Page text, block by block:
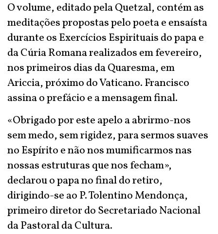
O volume, editado pela Quetzal, contém as
meditações propostas pelo poeta e ensaísta
durante os Exercícios Espirituais do papa e
da Cúria Romana realizados em fevereiro,
nos primeiros dias da Quaresma, em
Ariccia, próximo do Vaticano. Francisco
assina o prefácio e a mensagem final.
«Obrigado por este apelo a abrirmo-nos
sem medo, sem rigidez, para sermos suaves
no Espírito e não nos mumificarmos nas
nossas estruturas que nos fecham»,
declarou o papa no final do retiro,
dirigindo-se ao P. Tolentino Mendonça,
primeiro diretor do Secretariado Nacional
da Pastoral da Cultura.